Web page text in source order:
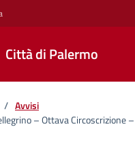
Città di Palermo
/ Avvisi
– Ottava Circoscrizione